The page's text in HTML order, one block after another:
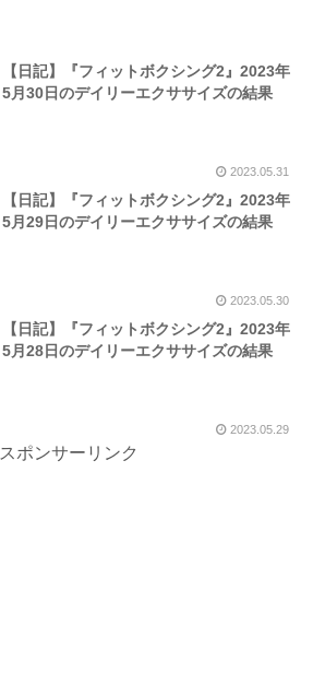
【日記】『フィットボクシング2』2023年
5月30日のデイリーエクササイズの結果
2023.05.31
【日記】『フィットボクシング2』2023年
5月29日のデイリーエクササイズの結果
2023.05.30
【日記】『フィットボクシング2』2023年
5月28日のデイリーエクササイズの結果
2023.05.29
スポンサーリンク